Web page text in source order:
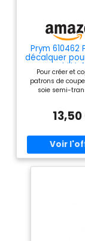
Prym 610462
décalquer
quadrillé,
Pour créer et
patrons de
soie semi-